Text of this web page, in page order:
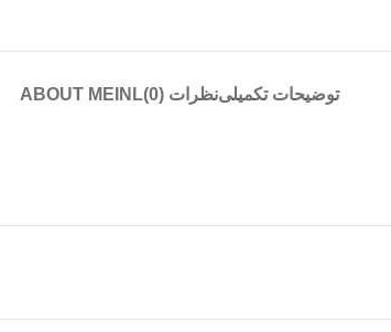
توضیحات تکمیلینظرات (0) ABOUT MEINL